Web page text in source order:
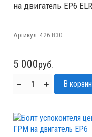
на двигатель ЕР6
Артикул: 426.830
5 000руб.